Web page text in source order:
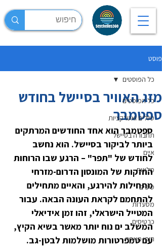
פוסט
כל הפוסטים
טיולים ואטרקציות
תחבורה בסיישל
איים
מלונות
טיפים
מסעדות
כרטיסים
חופי מאהה
כל הפוסטים
מזג האוויר בסיישל בחודש
ספטמבר
ספטמבר הוא אחד החודשים המרתקים
ביותר לביקור בסיישל. הוא נחשב
לחודש של "תפר" – הרגע שבו הרוחות
החזקות של המונסון הדרום-מזרחי
מתחילות להירגע, והאיים מתחילים
להתחמם לקראת העונה הבאה. עבור
המטייל הישראלי, זהו זמן אידיאלי
המשלב ים נוח יותר מאשר בשיא הקיץ,
עם טמפרטורות מושלמות לבטן-גב.